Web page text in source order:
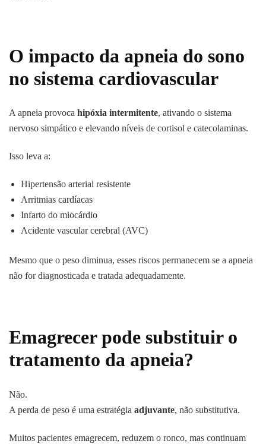
O impacto da apneia do sono
no sistema cardiovascular
A apneia provoca hipóxia intermitente, ativando o sistema
nervoso simpático e elevando níveis de cortisol e catecolaminas.
Isso leva a:
Hipertensão arterial resistente
Arritmias cardíacas
Infarto do miocárdio
Acidente vascular cerebral (AVC)
Mesmo que o peso diminua, esses riscos permanecem se a apneia
não for diagnosticada e tratada adequadamente.
Emagrecer pode substituir o
tratamento da apneia?
Não.
A perda de peso é uma estratégia adjuvante, não substitutiva.
Muitos pacientes emagrecem, reduzem o ronco, mas continuam